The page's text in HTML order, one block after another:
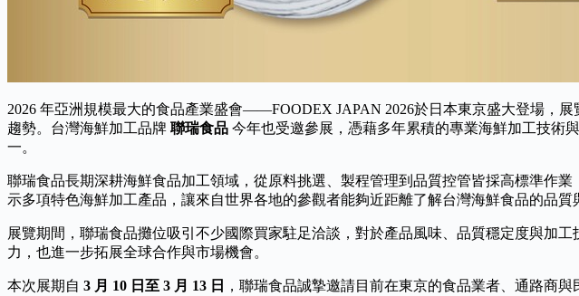
2026 年亞洲規模最大的食品產業盛會——FOODEX JAPAN 2026於日本東京盛大登場，展
趨勢。台灣海鮮加工品牌 聯瑞食品 今年也受邀參展，憑藉多年累積的專業海鮮加工技術
一。
聯瑞食品長期深耕海鮮食品加工領域，從原料挑選、製程管理到品質控管皆採高標準作
示多項特色海鮮加工產品，讓來自世界各地的參觀者能夠近距離了解台灣海鮮食品的品質
展覽期間，聯瑞食品攤位吸引不少國際買家駐足洽談，對於產品風味、品質穩定度與加
力，也進一步拓展全球合作與市場機會。
本次展期自 3 月 10 日至 3 月 13 日
，聯瑞食品誠摯邀請目前在東京的食品業者、通路商